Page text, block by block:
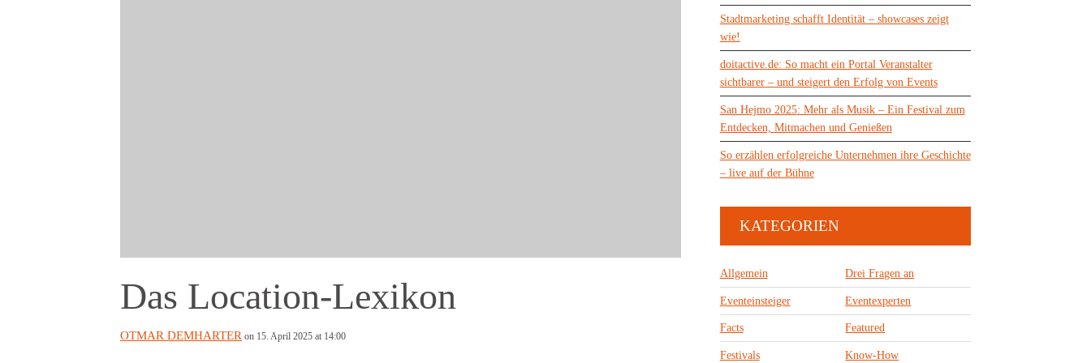
Das Location-Lexikon
OTMAR DEMHARTER on 15. April 2025 at 14:00
Stadtmarketing schafft Identität – showcases zeigt
wie!
doitactive.de: So macht ein Portal Veranstalter
sichtbarer – und steigert den Erfolg von Events
San Hejmo 2025: Mehr als Musik – Ein Festival zum
Entdecken, Mitmachen und Genießen
So erzählen erfolgreiche Unternehmen ihre Geschichte
– live auf der Bühne
KATEGORIEN
Allgemein Drei Fragen an
Eventeinsteiger Eventexperten
Facts Featured
Festivals Know-How